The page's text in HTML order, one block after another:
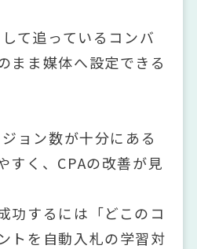
て追っているコンバ
まま媒体へ設定できる
ョン数が十分にある
すく、CPAの改善が見
功するには「どこのコ
トを自動入札の学習対